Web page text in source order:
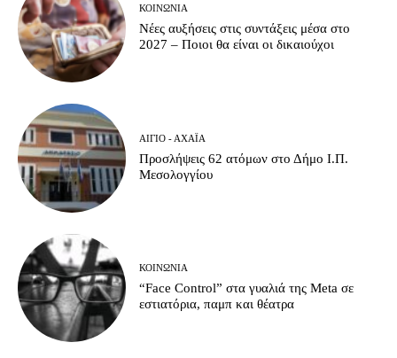
ΚΟΙΝΩΝΊΑ
Νέες αυξήσεις στις συντάξεις μέσα στο
2027 – Ποιοι θα είναι οι δικαιούχοι
ΑΊΓΙΟ - ΑΧΑΪ́Α
Προσλήψεις 62 ατόμων στο Δήμο Ι.Π.
Μεσολογγίου
ΚΟΙΝΩΝΊΑ
“Face Control” στα γυαλιά της Meta σε
εστιατόρια, παμπ και θέατρα